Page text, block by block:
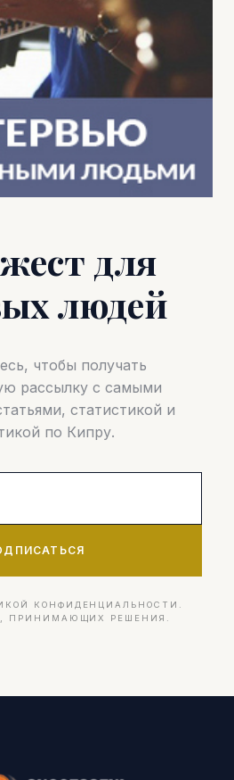
для
людей
чтобы получать
рассылку с самыми
статистикой и
по Кипру.
КОНФИДЕНЦИАЛЬНОСТИ.
ПРИНИМАЮЩИХ РЕШЕНИЯ.